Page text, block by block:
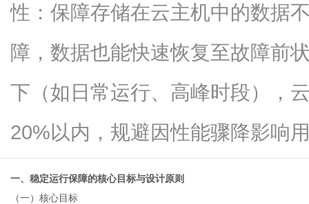
性：保障存储在云主机中的数据
障，数据也能快速恢复至故障前
下（如日常运行、高峰时段），
20%以内，规避因性能骤降影响
一、稳定运行保障的核心目标与设计原则
（一）核心目标